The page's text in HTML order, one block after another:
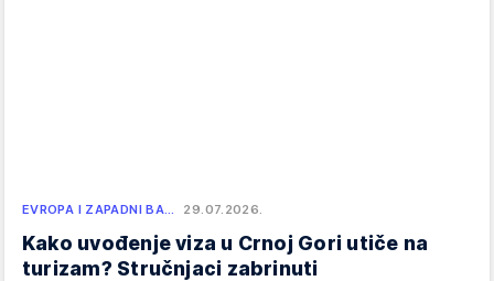
EVROPA I ZAPADNI BA… 29.07.2026.
Kako uvođenje viza u Crnoj Gori utiče na
turizam? Stručnjaci zabrinuti